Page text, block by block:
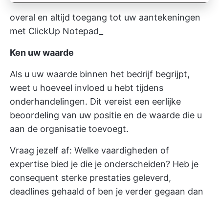
overal en altijd toegang tot uw aantekeningen
met ClickUp Notepad_
Ken uw waarde
Als u uw waarde binnen het bedrijf begrijpt,
weet u hoeveel invloed u hebt tijdens
onderhandelingen. Dit vereist een eerlijke
beoordeling van uw positie en de waarde die u
aan de organisatie toevoegt.
Vraag jezelf af: Welke vaardigheden of
expertise bied je die je onderscheiden? Heb je
consequent sterke prestaties geleverd,
deadlines gehaald of ben je verder gegaan dan